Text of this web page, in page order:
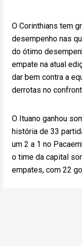
O Corinthians tem
desempenho nas
do ótimo
empate na atual
dar bem contra a
derrotas no
O Ituano ganhou
história de 33
um 2 a 1 no
o time da capital
empates, com 22